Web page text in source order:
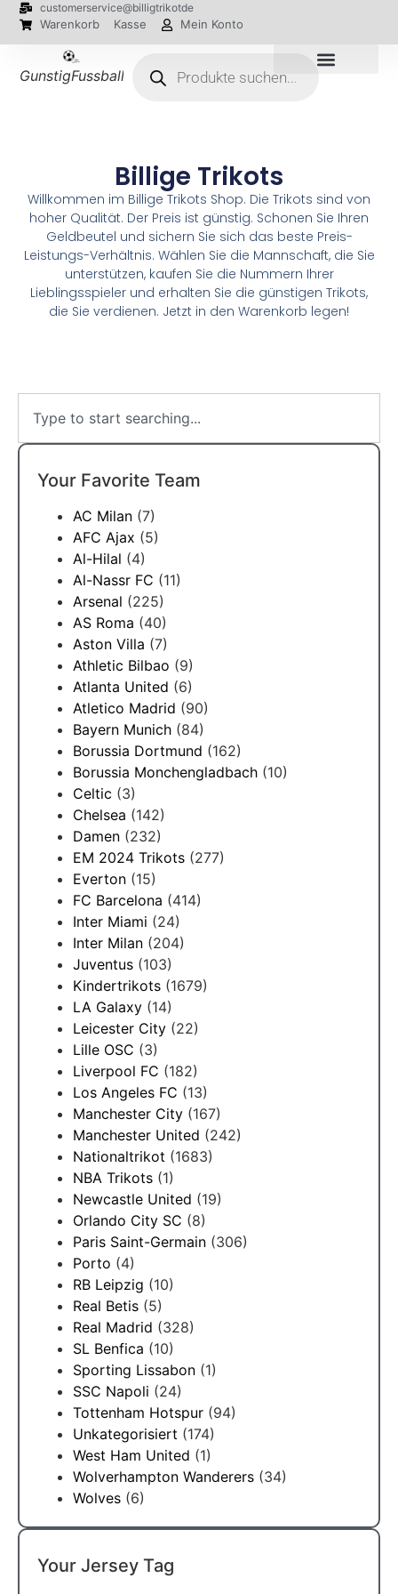
customerservice@billigtrikotde
Warenkorb Kasse Mein Konto
GunstigFussballTrikot
Billige Trikots
Willkommen im Billige Trikots Shop. Die Trikots sind von
hoher Qualität. Der Preis ist günstig. Schonen Sie Ihren
Geldbeutel und sichern Sie sich das beste Preis-
Leistungs-Verhältnis. Wählen Sie die Mannschaft, die Sie
unterstützen, kaufen Sie die Nummern Ihrer
Lieblingsspieler und erhalten Sie die günstigen Trikots,
die Sie verdienen. Jetzt in den Warenkorb legen!
Your Favorite Team
AC Milan (7)
AFC Ajax (5)
Al-Hilal (4)
Al-Nassr FC (11)
Arsenal (225)
AS Roma (40)
Aston Villa (7)
Athletic Bilbao (9)
Atlanta United (6)
Atletico Madrid (90)
Bayern Munich (84)
Borussia Dortmund (162)
Borussia Monchengladbach (10)
Celtic (3)
Chelsea (142)
Damen (232)
EM 2024 Trikots (277)
Everton (15)
FC Barcelona (414)
Inter Miami (24)
Inter Milan (204)
Juventus (103)
Kindertrikots (1679)
LA Galaxy (14)
Leicester City (22)
Lille OSC (3)
Liverpool FC (182)
Los Angeles FC (13)
Manchester City (167)
Manchester United (242)
Nationaltrikot (1683)
NBA Trikots (1)
Newcastle United (19)
Orlando City SC (8)
Paris Saint-Germain (306)
Porto (4)
RB Leipzig (10)
Real Betis (5)
Real Madrid (328)
SL Benfica (10)
Sporting Lissabon (1)
SSC Napoli (24)
Tottenham Hotspur (94)
Unkategorisiert (174)
West Ham United (1)
Wolverhampton Wanderers (34)
Wolves (6)
Your Jersey Tag